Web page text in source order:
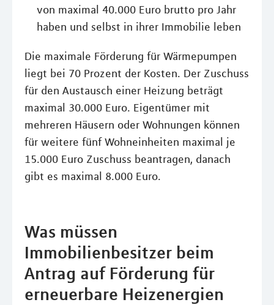
von maximal 40.000 Euro brutto pro Jahr
haben und selbst in ihrer Immobilie leben
Die maximale Förderung für Wärmepumpen
liegt bei 70 Prozent der Kosten. Der Zuschuss
für den Austausch einer Heizung beträgt
maximal 30.000 Euro. Eigentümer mit
mehreren Häusern oder Wohnungen können
für weitere fünf Wohneinheiten maximal je
15.000 Euro Zuschuss beantragen, danach
gibt es maximal 8.000 Euro.
Was müssen
Immobilienbesitzer beim
Antrag auf Förderung für
erneuerbare Heizenergien